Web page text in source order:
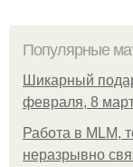
Популярные
Шикарный
февраля, 8
Работа в MLM,
неразрывно